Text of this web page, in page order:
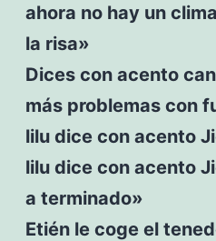
ahora no hay un
la risa»
Dices con acento
más problemas con
lilu dice con acento
lilu dice con acento
a terminado»
Etién le coge el